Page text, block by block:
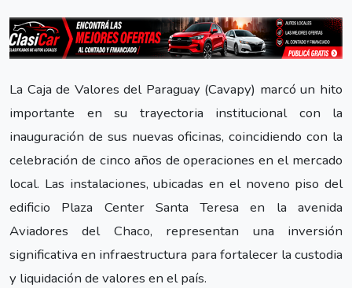
La Caja de Valores del Paraguay (Cavapy) marcó un hito
importante en su trayectoria institucional con la
inauguración de sus nuevas oficinas, coincidiendo con la
celebración de cinco años de operaciones en el mercado
local. Las instalaciones, ubicadas en el noveno piso del
edificio Plaza Center Santa Teresa en la avenida
Aviadores del Chaco, representan una inversión
significativa en infraestructura para fortalecer la custodia
y liquidación de valores en el país.